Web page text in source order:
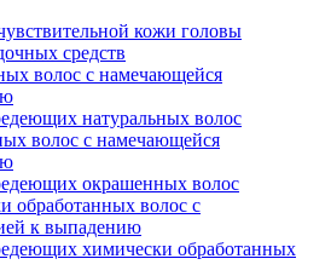
кожи головы
средств
волос с намечающейся
натуральных волос
волос с намечающейся
окрашенных волос
обработанных волос с
к выпадению
химически обработанных